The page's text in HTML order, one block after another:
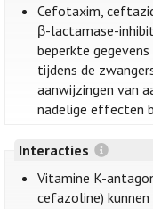
Cefotaxim,
β-lactamase-
beperkte
tijdens de
aanwijzingen van
nadelige effecten
Interacties
Vitamine K-
cefazoline)